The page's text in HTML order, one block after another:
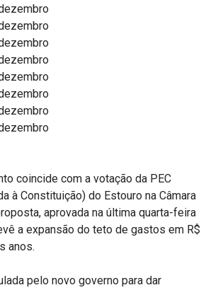
coincide com a votação da PEC
à Constituição) do Estouro na Câmara
aprovada na última quarta-feira
a expansão do teto de gastos em R$
anos.
pelo novo governo para dar